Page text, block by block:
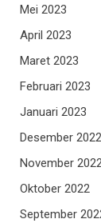
Mei 2023
April 2023
Maret 2023
Februari 2023
Januari 2023
Desember 2022
November
Oktober 2022
September